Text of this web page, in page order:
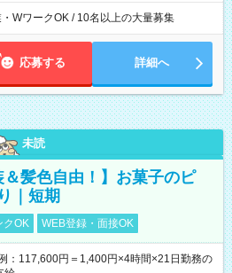
WワークOK / 10名以上の大量募集
応募する 詳細へ
未読
＆髪色自由！】お菓子のピ
｜短期
クOK WEB登録・面接OK
：117,600円＝1,400円×4時間×21日勤務の